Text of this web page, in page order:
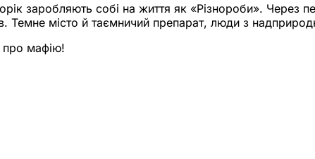
заробляють собі на життя як «Різнороби». Через
Темне місто й таємничий препарат, люди з
про мафію!